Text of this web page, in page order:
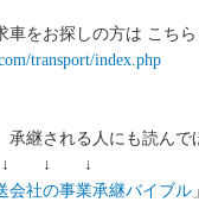
車をお探しの方は こちら
transport/index.php
承継される人にも読んで
↓ ↓
会社の事業承継バイブル